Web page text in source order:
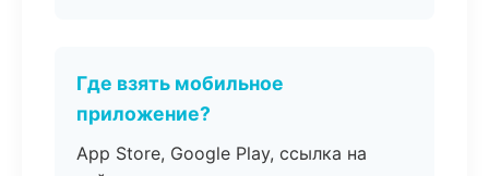
Где взять мобильное
приложение?
App Store, Google Play, ссылка на